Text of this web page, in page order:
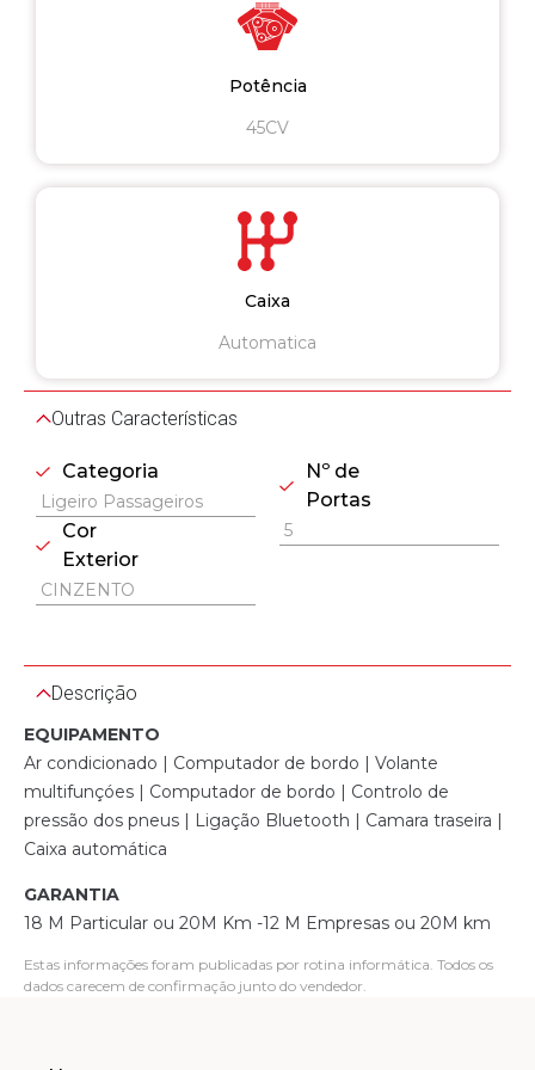
Potência
45CV
Caixa
Automatica
Outras Características
Categoria
Ligeiro Passageiros
Cor
Exterior
CINZENTO
Nº de
Portas
5
Descrição
EQUIPAMENTO
Ar condicionado | Computador de bordo | Volante
multifunçóes | Computador de bordo | Controlo de
pressão dos pneus | Ligação Bluetooth | Camara traseira |
Caixa automática
GARANTIA
18 M Particular ou 20M Km -12 M Empresas ou 20M km
Estas informações foram publicadas por rotina informática. Todos os
dados carecem de confirmação junto do vendedor.